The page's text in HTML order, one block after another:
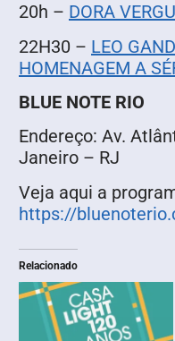
20h – DORA
22H30 – LEO
HOMENAGEM A
BLUE NOTE RIO
Endereço: Av.
Janeiro – RJ
Veja aqui a
https://
Relacionado